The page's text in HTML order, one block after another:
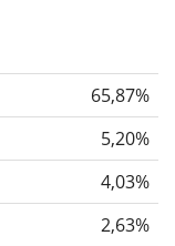
65,87%
5,20%
4,03%
2,63%